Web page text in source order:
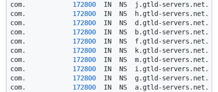
com. 172800
  IN  NS  j.gtld-servers.net.
com. 172800
  IN  NS  h.gtld-servers.net.
com. 172800
  IN  NS  d.gtld-servers.net.
com. 172800
  IN  NS  b.gtld-servers.net.
com. 172800
  IN  NS  f.gtld-servers.net.
com. 172800
  IN  NS  k.gtld-servers.net.
com. 172800
  IN  NS  m.gtld-servers.net.
com. 172800
  IN  NS  i.gtld-servers.net.
com. 172800
  IN  NS  g.gtld-servers.net.
com. 172800
  IN  NS  a.gtld-servers.net.